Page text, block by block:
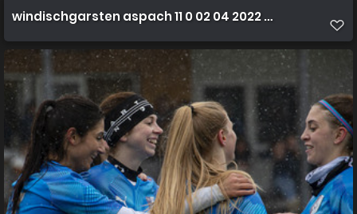
windischgarsten aspach 11 0 02 04 2022 24